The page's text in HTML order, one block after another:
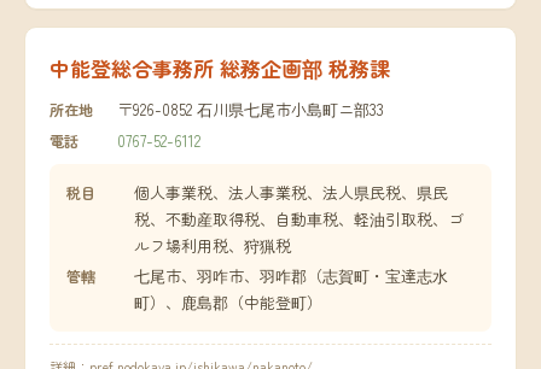
中能登総合事務所 総務企画部 税務課
所在地 〒926-0852 石川県七尾市小島町ニ部33
電話 0767-52-6112
税目
個人事業税、法人事業税、法人県民税、県民
税、不動産取得税、自動車税、軽油引取税、ゴ
ルフ場利用税、狩猟税
管轄
七尾市、羽咋市、羽咋郡（志賀町・宝達志水
町）、鹿島郡（中能登町）